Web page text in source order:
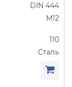
DIN 444
М12
110
Сталь